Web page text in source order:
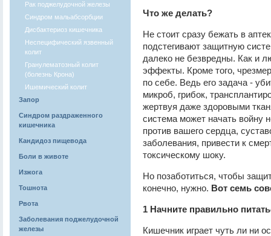
Рак поджелудочной железы
Синдром мальабсорбции
Дисбактериоз кишечника
Неспецифический язвенный
колит
Гранулематозный колит
(болезнь Крона)
Ишемический колит
Запор
Синдром раздраженного
кишечника
Кандидоз пищевода
Боли в животе
Изжога
Тошнота
Рвота
Заболевания поджелудочной
железы
Что же делать?
Не стоит сразу бежать в
подстегивают защитную
далеко не безвредны. Как и
эффекты. Кроме того,
по себе. Ведь его задача -
микроб, грибок,
жертвуя даже здоровыми
система может начать войну
против вашего сердца,
заболевания, привести к
токсическому шоку.
Но позаботиться, чтобы
конечно, нужно. Вот семь
1 Начните правильно
Кишечник играет чуть ли ни